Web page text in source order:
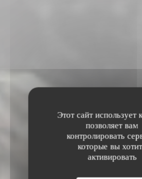
Этот сайт использует
позволяет вам
контролировать
которые вы
активировать